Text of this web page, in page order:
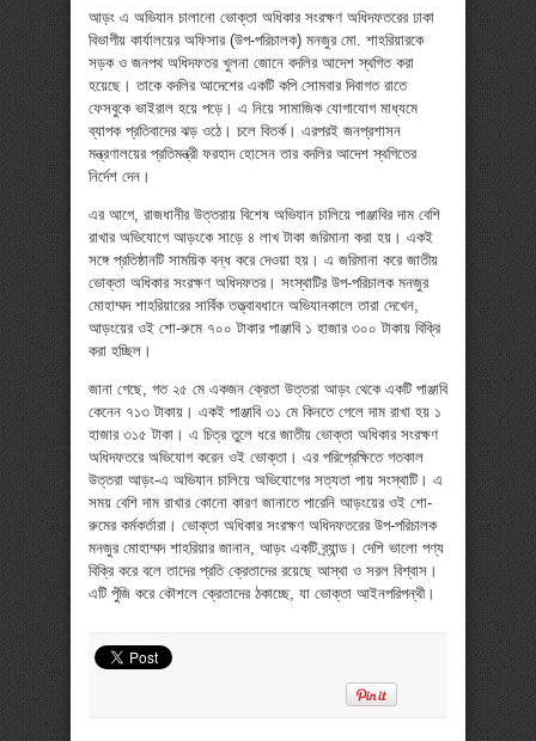
আড়ং এ অভিযান চালানো ভোক্তা অধিকার সংরক্ষণ অধিদফতরের ঢাকা
বিভাগীয় কার্যালয়ের অফিসার (উপ-পরিচালক) মনজুর মো. শাহরিয়ারকে
সড়ক ও জনপথ অধিদফতর খুলনা জোনে বদলির আদেশ স্থগিত করা
হয়েছে। তাকে বদলির আদেশের একটি কপি সোমবার দিবাগত রাতে
ফেসবুকে ভাইরাল হয়ে পড়ে। এ নিয়ে সামাজিক যোগাযোগ মাধ্যমে
ব্যাপক প্রতিবাদের ঝড় ওঠে। চলে বিতর্ক। এরপরই জনপ্রশাসন
মন্ত্রণালয়ের প্রতিমন্ত্রী ফরহাদ হোসেন তার বদলির আদেশ স্থগিতের
নির্দেশ দেন।
এর আগে, রাজধানীর উত্তরায় বিশেষ অভিযান চালিয়ে পাঞ্জাবির দাম বেশি
রাখার অভিযোগে আড়ংকে সাড়ে ৪ লাখ টাকা জরিমানা করা হয়। একই
সঙ্গে প্রতিষ্ঠানটি সাময়িক বন্ধ করে দেওয়া হয়। এ জরিমানা করে জাতীয়
ভোক্তা অধিকার সংরক্ষণ অধিদফতর। সংস্থাটির উপ-পরিচালক মনজুর
মোহাম্মদ শাহরিয়ারের সার্বিক তত্ত্বাবধানে অভিযানকালে তারা দেখেন,
আড়ংয়ের ওই শো-রুমে ৭০০ টাকার পাঞ্জাবি ১ হাজার ৩০০ টাকায় বিক্রি
করা হচ্ছিল।
জানা গেছে, গত ২৫ মে একজন ক্রেতা উত্তরা আড়ং থেকে একটি পাঞ্জাবি
কেনেন ৭১৩ টাকায়। একই পাঞ্জাবি ৩১ মে কিনতে গেলে দাম রাখা হয় ১
হাজার ৩১৫ টাকা। এ চিত্র তুলে ধরে জাতীয় ভোক্তা অধিকার সংরক্ষণ
অধিদফতরে অভিযোগ করেন ওই ভোক্তা। এর পরিপ্রেক্ষিতে গতকাল
উত্তরা আড়ং-এ অভিযান চালিয়ে অভিযোগের সত্যতা পায় সংস্থাটি। এ
সময় বেশি দাম রাখার কোনো কারণ জানাতে পারেনি আড়ংয়ের ওই শো-
রুমের কর্মকর্তারা। ভোক্তা অধিকার সংরক্ষণ অধিদফতরের উপ-পরিচালক
মনজুর মোহাম্মদ শাহরিয়ার জানান, আড়ং একটি ব্র্যান্ড। দেশি ভালো পণ্য
বিক্রি করে বলে তাদের প্রতি ক্রেতাদের রয়েছে আস্থা ও সরল বিশ্বাস।
এটি পুঁজি করে কৌশলে ক্রেতাদের ঠকাচ্ছে, যা ভোক্তা আইনপরিপন্থী।